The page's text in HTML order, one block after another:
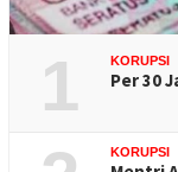
1 KORUPSI
Per 30
KORUPSI